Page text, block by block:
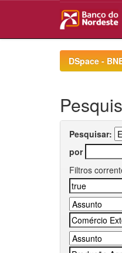
DSpace -
Pesquisar:
por
Filtros